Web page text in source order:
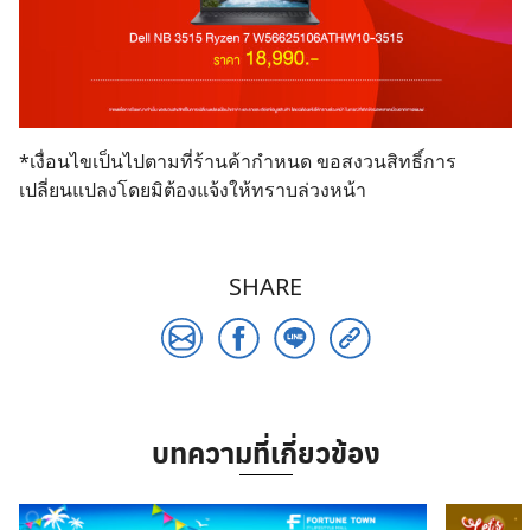
*เงื่อนไขเป็นไปตามที่ร้านค้ากำหนด ขอสงวนสิทธิ์การ
เปลี่ยนแปลงโดยมิต้องแจ้งให้ทราบล่วงหน้า
SHARE
บทความที่เกี่ยวข้อง